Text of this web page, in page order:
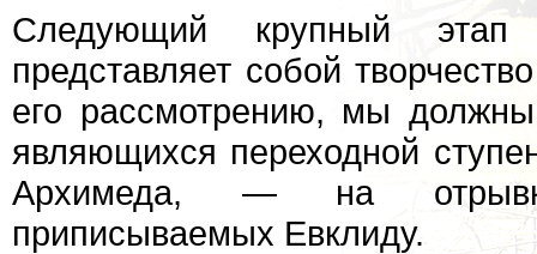
Следующий крупный этап
представляет собой
его рассмотрению, мы должны
являющихся переходной
Архимеда, — на
приписываемых Евклиду.